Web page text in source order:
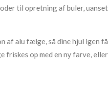
til opretning af buler,
alu fælge, så dine hjul igen
op med en ny farve,